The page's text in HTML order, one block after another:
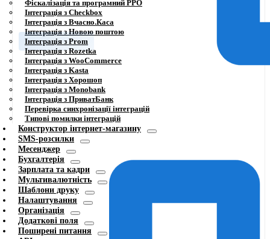
Фіскалізація та програмний РРО
Інтеграція з Checkbox
Інтеграція з Вчасно.Каса
Інтеграція з Новою поштою
Інтеграція з Prom
Інтеграція з Rozetka
Інтеграція з WooCommerce
Інтеграція з Kasta
Інтеграція з Хорошоп
Інтеграція з Monobank
Інтеграція з ПриватБанк
Перевірка синхронізації інтеграцій
Типові помилки інтеграцій
Конструктор інтернет-магазину
SMS-розсилки
Месенджер
Бухгалтерія
Зарплата та кадри
Мультивалютність
Шаблони друку
Налаштування
Організація
Додаткові поля
Поширені питання